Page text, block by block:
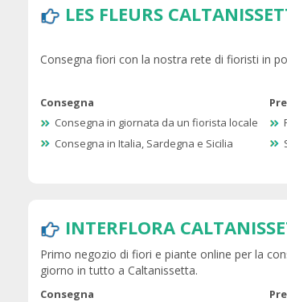
LES FLEURS
Consegna fiori con la nostra rete di fioristi in
Consegna
Consegna in giornata da un fiorista locale
Consegna in Italia, Sardegna e Sicilia
INTERFLORA
Primo negozio di fiori e piante online per la
giorno in tutto a Caltanissetta.
Consegna